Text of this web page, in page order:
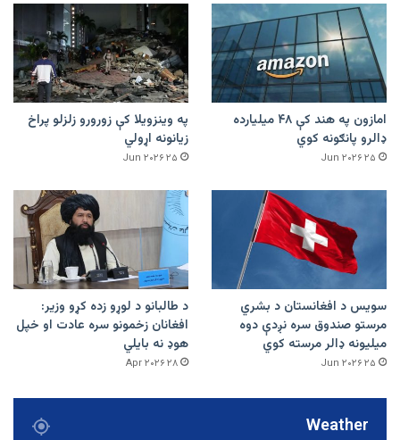
امازون په هند کې ۴۸ میلیارده
ډالرو پانګونه کوي
۲۵ Jun ۲۰۲۶
په وینزویلا کې زورورو زلزلو پراخ
زیانونه اړولي
۲۵ Jun ۲۰۲۶
سویس د افغانستان د بشري
مرستو صندوق سره نږدې دوه
میلیونه ډالر مرسته کوي
۲۵ Jun ۲۰۲۶
د طالبانو د لوړو زده کړو وزیر:
افغانان زخمونو سره عادت او خپل
هوډ نه بایلي
۲۸ Apr ۲۰۲۶
Weather